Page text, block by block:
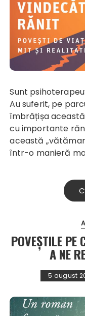
Sunt psihoterapeuții și consilierii „vindecători răniți?
Au suferit, pe
îmbrățișa
cu importante
această
într-o manieră
POVEȘTILE PE
A NE
5 august